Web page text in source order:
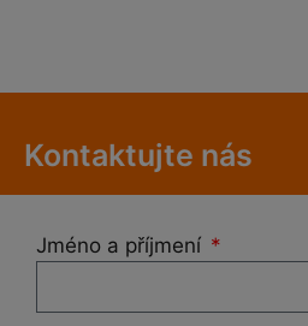
e
Kontaktujte nás
Jméno a příjmení